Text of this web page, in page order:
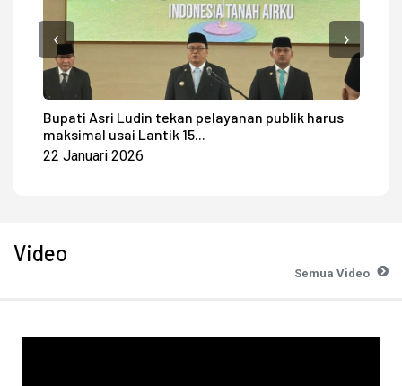
Bupati Asri Ludin tekan pelayanan publik harus
maksimal usai Lantik 15...
22 Januari 2026
‹ ›
Video
Semua Video